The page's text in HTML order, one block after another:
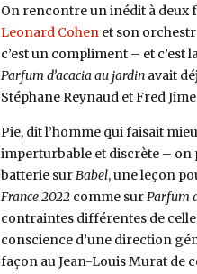
On rencontre un inédit à deux
Leonard Cohenet son
c’est un compliment – et c’est
Parfum d’acacia au jardinavait
Stéphane Reynaud et Fred
Pie, dit l’homme qui faisait
imperturbable et discrète – on
batterie surBabel, une leçon
France 2022comme surParfum
contraintes différentes de
conscience d’une direction
façon au Jean-Louis Murat de